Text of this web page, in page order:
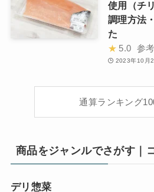
使用（チ
調理方法
た
★ 5.0 参
2023年10月
通算ランキング
商品をジャンルでさがす｜
デリ惣菜